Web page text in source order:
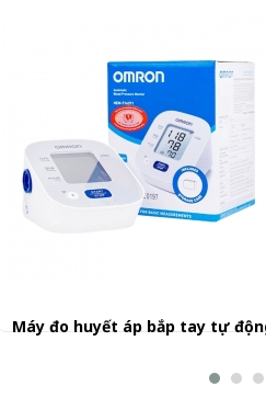
Máy đo huyết áp bắp tay tự